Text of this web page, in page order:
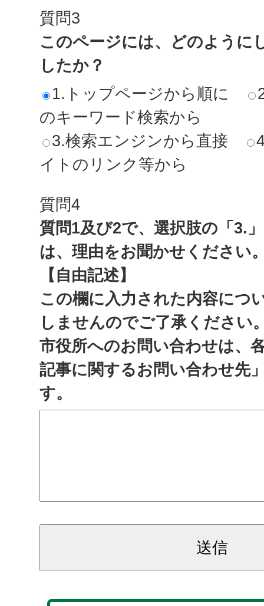
質問3
このページには、どのように
したか？
1.トップページから順に
のキーワード検索から
3.検索エンジンから直接
イトのリンク等から
質問4
質問1及び2で、選択肢の「3.
は、理由をお聞かせください
【自由記述】
この欄に入力された内容につ
しませんのでご了承ください
市役所へのお問い合わせは、
記事に関するお問い合わせ先
す。